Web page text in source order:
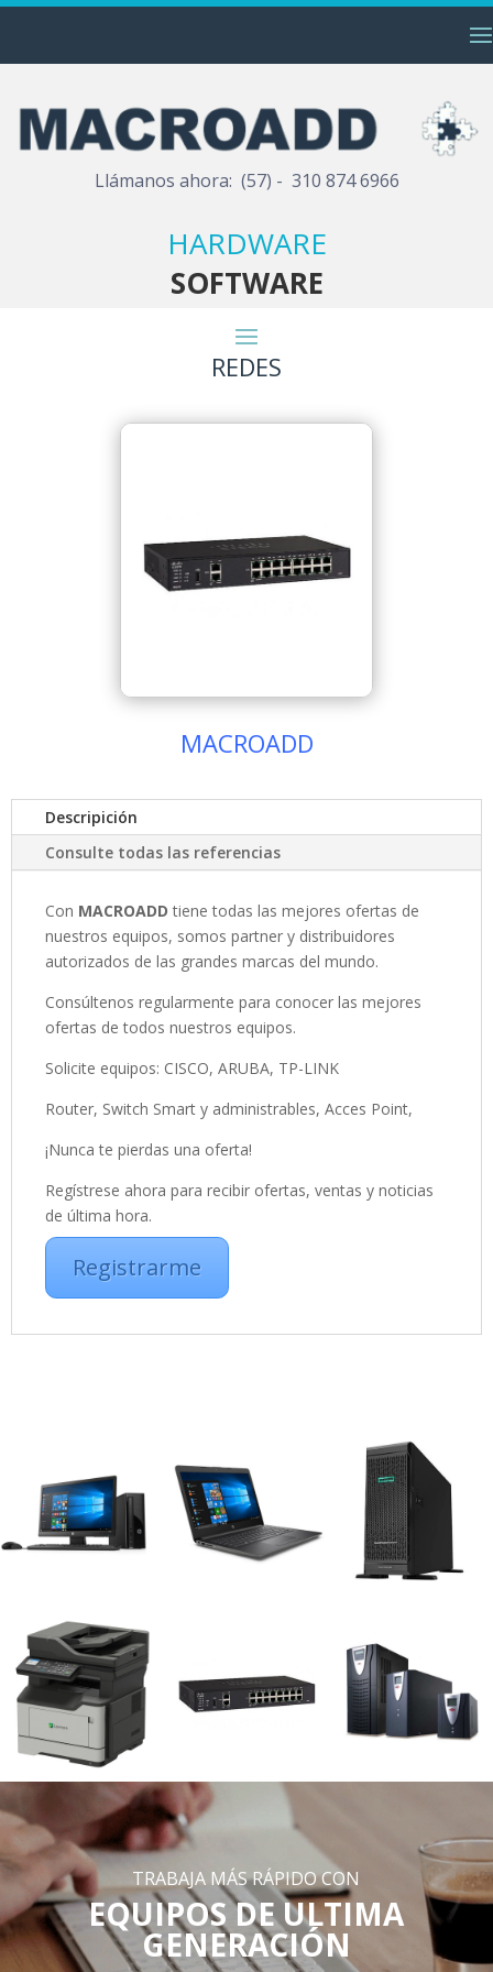
Llámanos ahora: (57) - 310 874 6966
HARDWARE
SOFTWARE
REDES
MACROADD
Descripición
Consulte todas las referencias
Con MACROADD tiene todas las mejores ofertas de
nuestros equipos, somos partner y distribuidores
autorizados de las grandes marcas del mundo.
Consúltenos regularmente para conocer las mejores
ofertas de todos nuestros equipos.
Solicite equipos: CISCO, ARUBA, TP-LINK
Router, Switch Smart y administrables, Acces Point,
¡Nunca te pierdas una oferta!
Regístrese ahora para recibir ofertas, ventas y noticias
de última hora.
Registrarme
TRABAJA MÁS RÁPIDO CON
EQUIPOS DE ULTIMA
GENERACIÓN